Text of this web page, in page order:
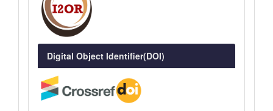
Digital Object Identifier(DOI)